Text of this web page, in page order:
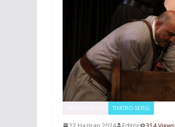
TİYATRO-SERGİ